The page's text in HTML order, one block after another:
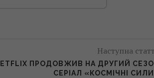
Наступна
ПРОДОВЖИВ НА ДРУГИЙ
СЕРІАЛ «КОСМІЧНІ